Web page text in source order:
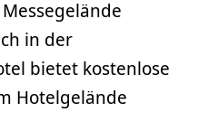
in der
bietet kostenlose
Hotelgelände